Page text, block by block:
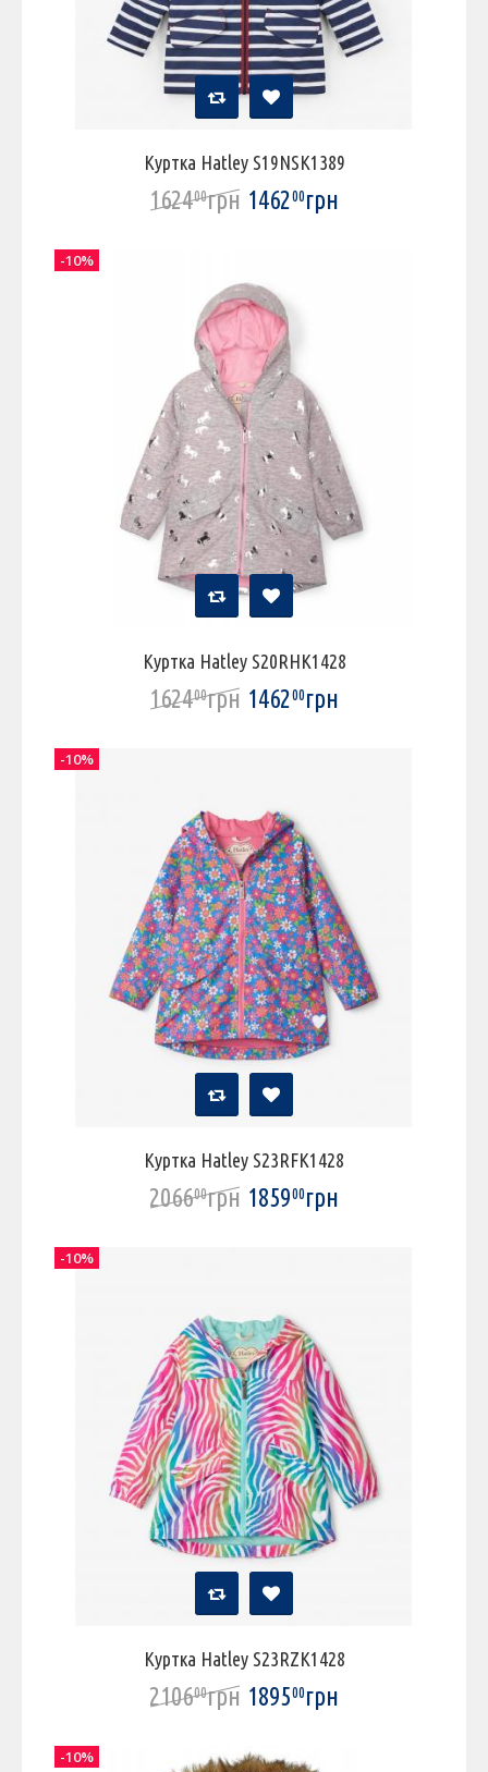
Куртка Hatley S19NSK1389
162400грн 146200грн
Куртка Hatley S20RHK1428
162400грн 146200грн
-10%
Куртка Hatley S23RFK1428
206600грн 185900грн
-10%
Куртка Hatley S23RZK1428
210600грн 189500грн
-10%
-10%